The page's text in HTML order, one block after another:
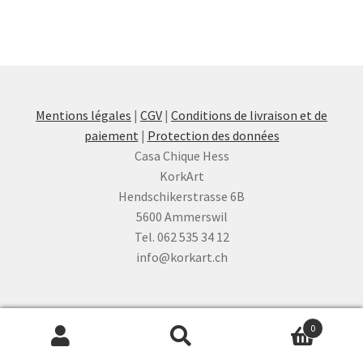
Mentions légales | CGV | Conditions de livraison et de
paiement | Protection des données
Casa Chique Hess
KorkArt
Hendschikerstrasse 6B
5600 Ammerswil
Tel. 062 535 34 12
info@korkart.ch
Recherche
Recherche
0